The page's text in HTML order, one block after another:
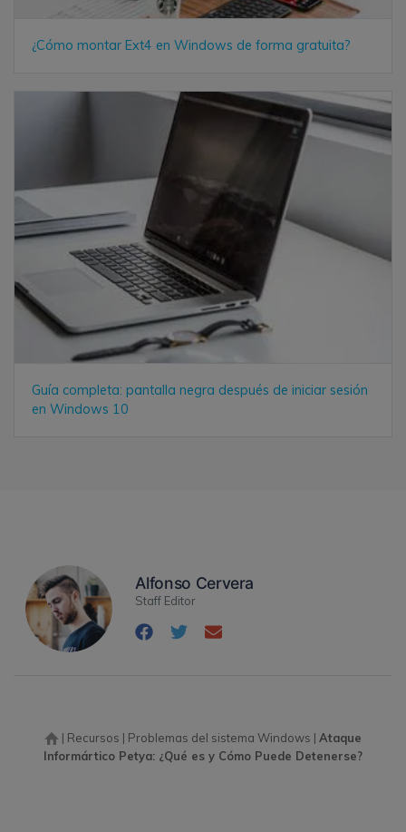
¿Cómo montar Ext4 en Windows de forma gratuita?
Guía completa: pantalla negra después de iniciar sesión
en Windows 10
Alfonso Cervera
Staff Editor
| Recursos | Problemas del sistema Windows | Ataque
Informártico Petya: ¿Qué es y Cómo Puede Detenerse?